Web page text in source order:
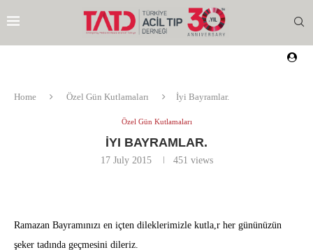
Home Özel Gün Kutlamaları İyi Bayramlar.
Özel Gün Kutlamaları
İYI BAYRAMLAR.
17 July 2015 451 views
Ramazan Bayramınızı en içten dileklerimizle kutla,r her gününüzün
şeker tadında geçmesini dileriz.